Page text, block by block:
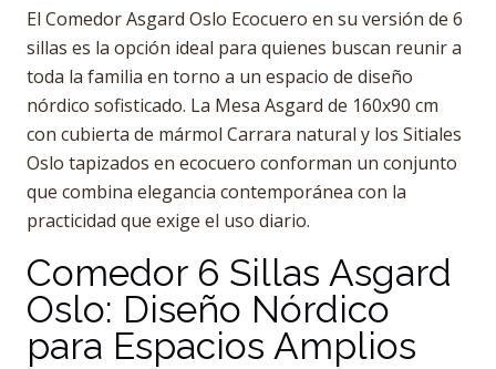
El Comedor Asgard Oslo Ecocuero en su versión de 6
sillas es la opción ideal para quienes buscan reunir a
toda la familia en torno a un espacio de diseño
nórdico sofisticado. La Mesa Asgard de 160x90 cm
con cubierta de mármol Carrara natural y los Sitiales
Oslo tapizados en ecocuero conforman un conjunto
que combina elegancia contemporánea con la
practicidad que exige el uso diario.
Comedor 6 Sillas Asgard
Oslo: Diseño Nórdico
para Espacios Amplios